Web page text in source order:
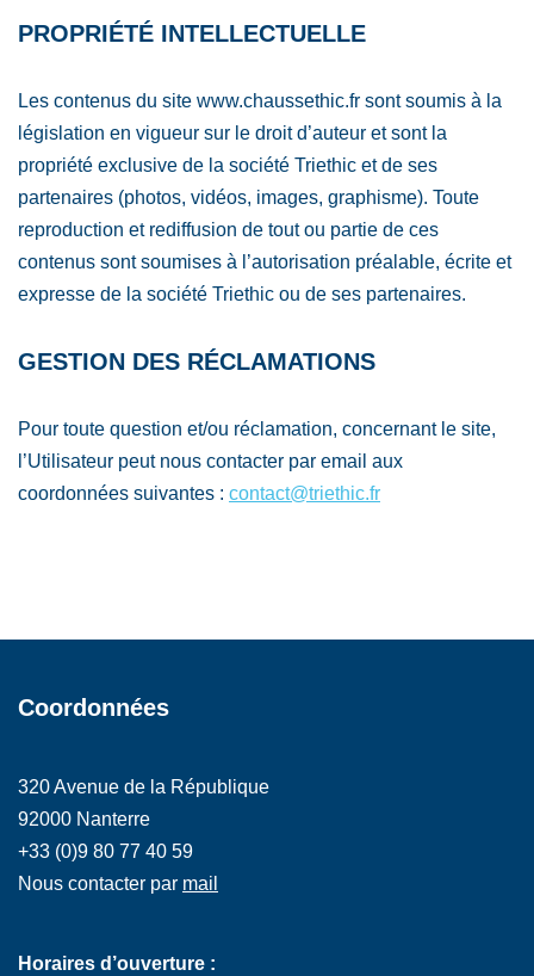
PROPRIÉTÉ INTELLECTUELLE
Les contenus du site www.chaussethic.fr sont soumis à la
législation en vigueur sur le droit d’auteur et sont la
propriété exclusive de la société Triethic et de ses
partenaires (photos, vidéos, images, graphisme). Toute
reproduction et rediffusion de tout ou partie de ces
contenus sont soumises à l’autorisation préalable, écrite et
expresse de la société Triethic ou de ses partenaires.
GESTION DES RÉCLAMATIONS
Pour toute question et/ou réclamation, concernant le site,
l’Utilisateur peut nous contacter par email aux
coordonnées suivantes : contact@triethic.fr
Coordonnées
320 Avenue de la République
92000 Nanterre
+33 (0)9 80 77 40 59
Nous contacter par mail
Horaires d’ouverture :